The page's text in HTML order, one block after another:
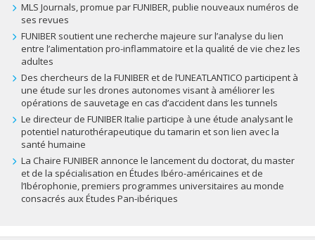
MLS Journals, promue par FUNIBER, publie nouveaux numéros de
ses revues
FUNIBER soutient une recherche majeure sur l’analyse du lien
entre l’alimentation pro-inflammatoire et la qualité de vie chez les
adultes
Des chercheurs de la FUNIBER et de l’UNEATLANTICO participent à
une étude sur les drones autonomes visant à améliorer les
opérations de sauvetage en cas d’accident dans les tunnels
Le directeur de FUNIBER Italie participe à une étude analysant le
potentiel naturothérapeutique du tamarin et son lien avec la
santé humaine
La Chaire FUNIBER annonce le lancement du doctorat, du master
et de la spécialisation en Études Ibéro-américaines et de
l’Ibérophonie, premiers programmes universitaires au monde
consacrés aux Études Pan-ibériques